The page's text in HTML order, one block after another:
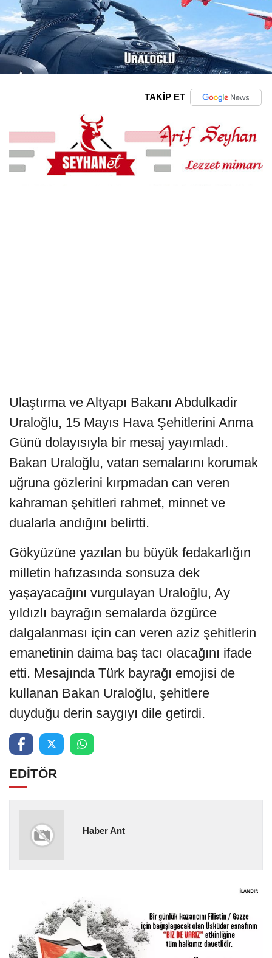
TAKİP ET
Ulaştırma ve Altyapı Bakanı Abdulkadir
Uraloğlu, 15 Mayıs Hava Şehitlerini Anma
Günü dolayısıyla bir mesaj yayımladı.
Bakan Uraloğlu, vatan semalarını korumak
uğruna gözlerini kırpmadan can veren
kahraman şehitleri rahmet, minnet ve
dualarla andığını belirtti.
Gökyüzüne yazılan bu büyük fedakarlığın
milletin hafızasında sonsuza dek
yaşayacağını vurgulayan Uraloğlu, Ay
yıldızlı bayrağın semalarda özgürce
dalgalanması için can veren aziz şehitlerin
emanetinin daima baş tacı olacağını ifade
etti. Mesajında Türk bayrağı emojisi de
kullanan Bakan Uraloğlu, şehitlere
duyduğu derin saygıyı dile getirdi.
EDİTÖR
Haber Ant